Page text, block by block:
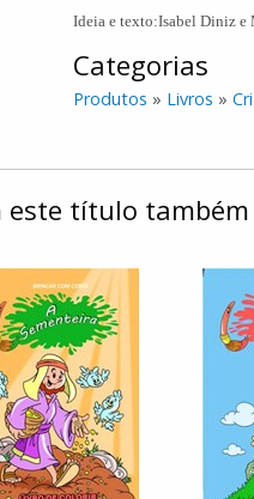
Ideia e texto:Isabel Diniz e
Categorias
Produtos » Livros »
este título